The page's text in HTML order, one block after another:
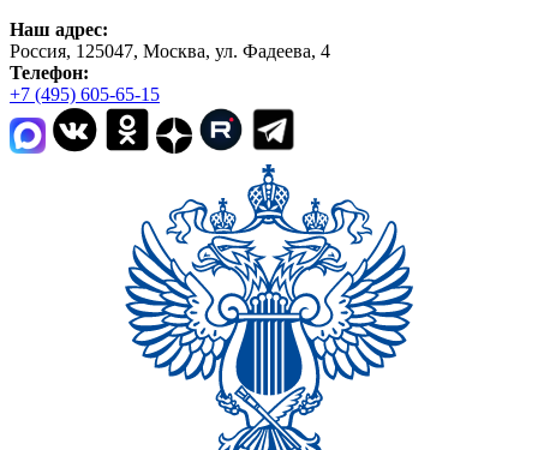
Наш адрес:
Россия, 125047, Москва, ул. Фадеева, 4
Телефон:
+7 (495) 605-65-15